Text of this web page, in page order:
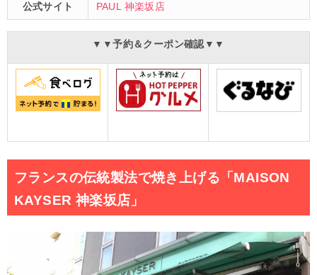
公式サイト PAUL 神楽坂店
▼▼予約＆クーポン確認▼▼
フランスの伝統製法で焼き上げる「MAISON
KAYSER 神楽坂店」